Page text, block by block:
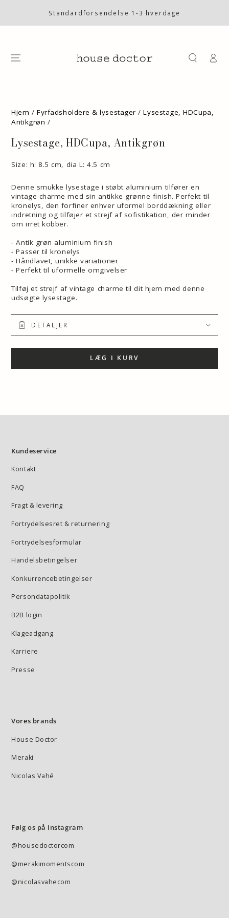
Standardforsendelse 1-3 hverdage
på
Hjem / Fyrfadsholdere & lysestager / Lysestage, HDCupa,
Antikgrøn /
Lysestage, HDCupa, Antikgrøn
Size: h: 8.5 cm, dia L: 4.5 cm
Denne smukke lysestage i støbt aluminium tilfører en
vintage charme med sin antikke grønne finish. Perfekt til
kronelys, den forfiner enhver uformel borddækning eller
indretning og tilføjer et strejf af sofistikation, der minder
om irret kobber.
- Antik grøn aluminium finish
- Passer til kronelys
- Håndlavet, unikke variationer
- Perfekt til uformelle omgivelser
Tilføj et strejf af vintage charme til dit hjem med denne
udsøgte lysestage.
DETALJER
LÆG I KURV
Kundeservice
Kontakt
FAQ
Fragt & levering
Fortrydelsesret & returnering
Fortrydelsesformular
Handelsbetingelser
Konkurrencebetingelser
Persondatapolitik
B2B login
Klageadgang
Karriere
Presse
Vores brands
House Doctor
Meraki
Nicolas Vahé
Følg os på Instagram
@housedoctorcom
@merakimomentscom
@nicolasvahecom